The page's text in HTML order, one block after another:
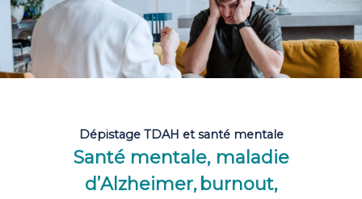
Dépistage TDAH et santé mentale
Santé mentale, maladie
d’Alzheimer, burnout,